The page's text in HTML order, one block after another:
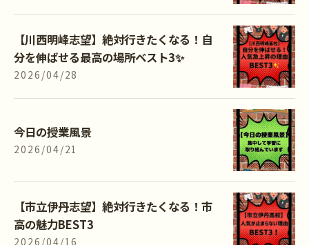
【川西明峰志望】絶対行きたくなる！自
分を伸ばせる最高の場所ベスト3✨
2026/04/28
今日の授業風景
2026/04/21
【市立伊丹志望】絶対行きたくなる！市
高の魅力BEST3
2026/04/16